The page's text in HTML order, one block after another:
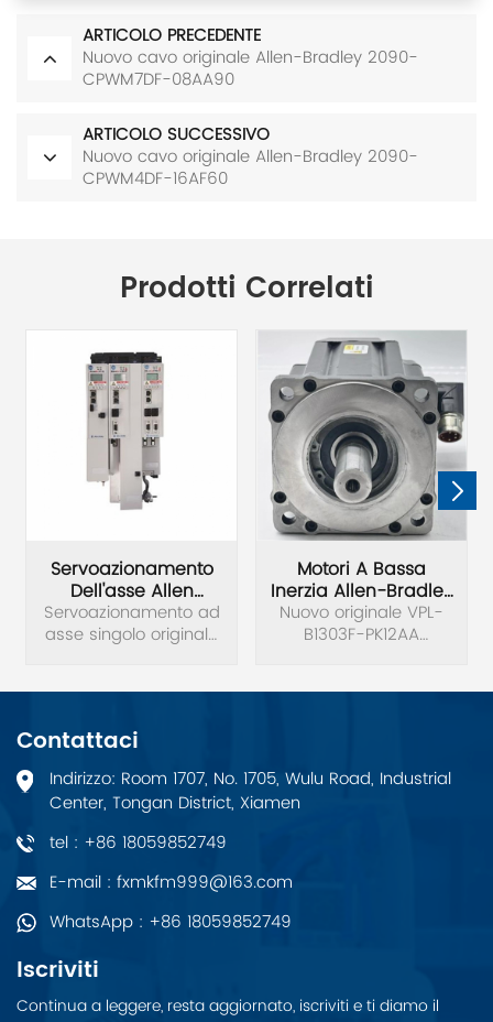
ARTICOLO PRECEDENTE
Nuovo cavo originale Allen-Bradley 2090-
CPWM7DF-08AA90
ARTICOLO SUCCESSIVO
Nuovo cavo originale Allen-Bradley 2090-
CPWM4DF-16AF60
Prodotti Correlati
Servoazionamento
Dell'asse Allen
Bradley 2198-S130-
ERS3
Servoazionamento ad
asse singolo originale
5700.
Motori A Bassa
Inerzia Allen-Bradley
VPL-B1303F-PK12AA
Nuovo originale VPL-
B1303F-PK12AA
Contattaci
Indirizzo: Room 1707, No. 1705, Wulu Road, Industrial
Center, Tongan District, Xiamen
tel : +86 18059852749
E-mail : fxmkfm999@163.com
WhatsApp : +86 18059852749
Iscriviti
Continua a leggere, resta aggiornato, iscriviti e ti diamo il